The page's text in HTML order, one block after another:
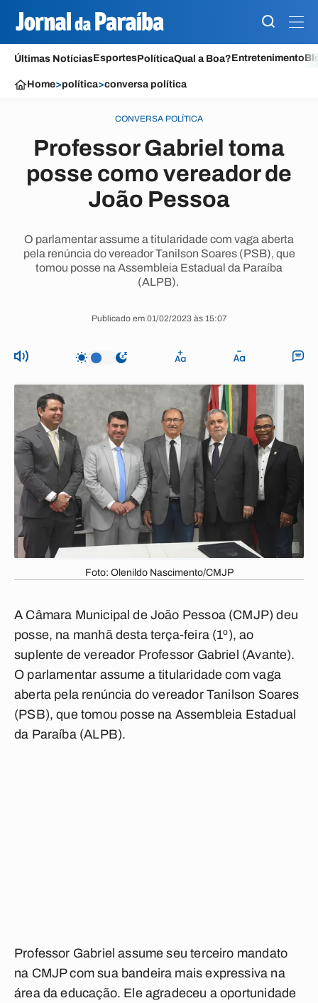
Últimas NotíciasEsportesPolíticaQual a Boa?Entretenimento
Home>política>conversa política
CONVERSA POLÍTICA
Professor Gabriel toma
posse como vereador de
João Pessoa
O parlamentar assume a titularidade com vaga aberta
pela renúncia do vereador Tanilson Soares (PSB), que
tomou posse na Assembleia Estadual da Paraíba
(ALPB).
Publicado em 01/02/2023 às 15:07
Foto: Olenildo Nascimento/CMJP
A Câmara Municipal de João Pessoa (CMJP) deu
posse, na manhã desta terça-feira (1º), ao
suplente de vereador Professor Gabriel (Avante).
O parlamentar assume a titularidade com vaga
aberta pela renúncia do vereador Tanilson Soares
(PSB), que tomou posse na Assembleia Estadual
da Paraíba (ALPB).
Professor Gabriel assume seu terceiro mandato
na CMJP com sua bandeira mais expressiva na
área da educação. Ele agradeceu a oportunidade